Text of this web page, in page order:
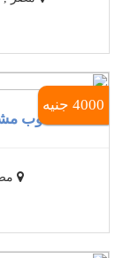
4000 جنيه
مطلوب